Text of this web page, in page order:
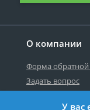
О компании
Форма обратной
Задать вопрос
У вас